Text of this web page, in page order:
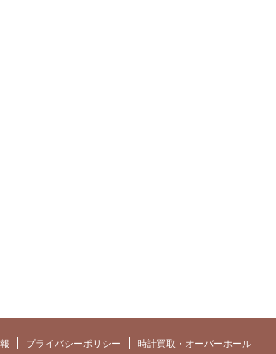
プライバシーポリシー 時計買取・オーバーホール